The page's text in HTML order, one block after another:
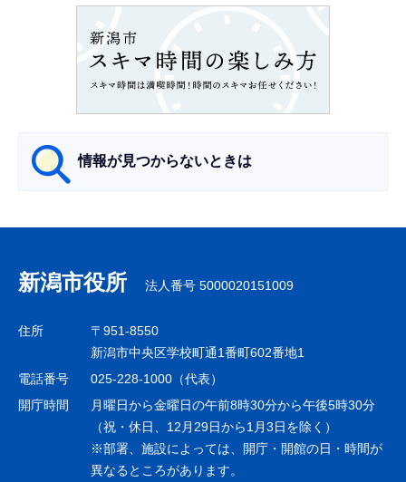
情報が見つからないときは
ナ
ビ
ゲ
シ
ョ
新潟市役所 法人番号 5000020151009
住所
〒951-8550
新潟市中央区学校町通1番町602番地1
電話番号
025-228-1000（代表）
開庁時間
月曜日から金曜日の午前8時30分から午後5時30分
（祝・休日、12月29日から1月3日を除く）
※部署、施設によっては、開庁・開館の日・時間が
異なるところがあります。